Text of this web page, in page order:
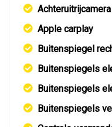
Achteruitrijcamera
Apple carplay
Buitenspiegel
Buitenspiegels
Buitenspiegels
Buitenspiegels